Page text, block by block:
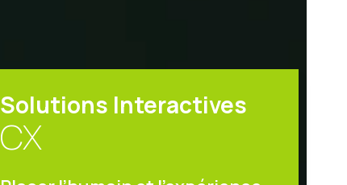
Solutions Interactives
CX